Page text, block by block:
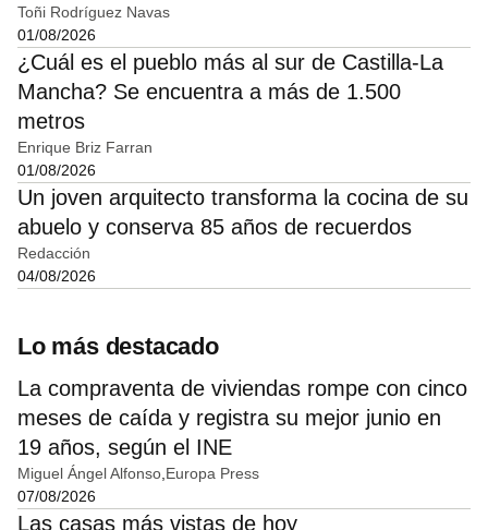
Toñi Rodríguez Navas
01/08/2026
¿Cuál es el pueblo más al sur de Castilla-La
Mancha? Se encuentra a más de 1.500
metros
Enrique Briz Farran
01/08/2026
Un joven arquitecto transforma la cocina de su
abuelo y conserva 85 años de recuerdos
Redacción
04/08/2026
Lo más destacado
La compraventa de viviendas rompe con cinco
meses de caída y registra su mejor junio en
19 años, según el INE
Miguel Ángel Alfonso Europa Press
07/08/2026
Las casas más vistas de hoy